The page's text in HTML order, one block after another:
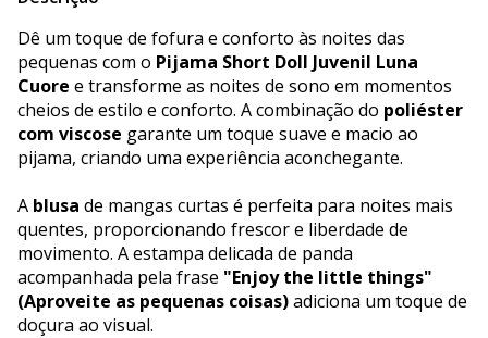
Dê um toque de fofura e conforto às noites das
pequenas com o Pijama Short Doll Juvenil Luna
Cuore e transforme as noites de sono em momentos
cheios de estilo e conforto. A combinação do poliéster
com viscose garante um toque suave e macio ao
pijama, criando uma experiência aconchegante.
A blusa de mangas curtas é perfeita para noites mais
quentes, proporcionando frescor e liberdade de
movimento. A estampa delicada de panda
acompanhada pela frase "Enjoy the little things"
(Aproveite as pequenas coisas)adiciona um toque de
doçura ao visual.